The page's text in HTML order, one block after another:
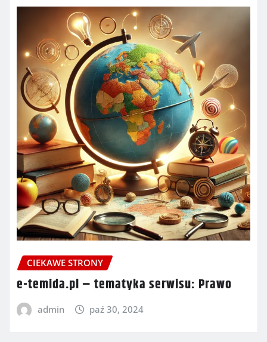
CIEKAWE STRONY
e-temida.pl – tematyka serwisu: Prawo
admin paź 30, 2024